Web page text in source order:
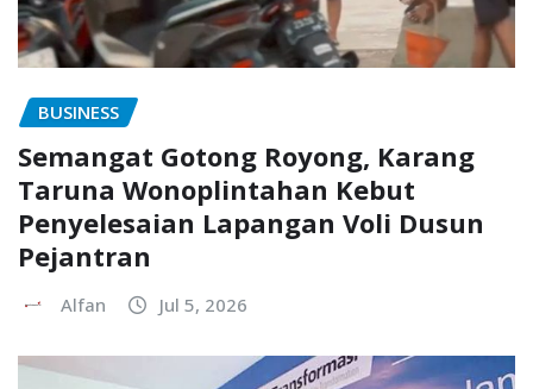
BUSINESS
Semangat Gotong Royong, Karang
Taruna Wonoplintahan Kebut
Penyelesaian Lapangan Voli Dusun
Pejantran
Alfan Jul 5, 2026